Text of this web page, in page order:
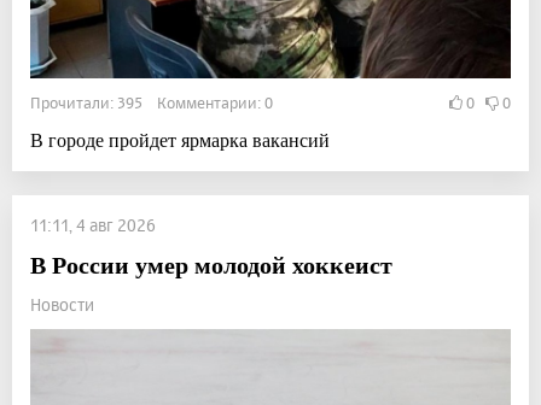
Прочитали: 395 Комментарии: 0 0 0
В городе пройдет ярмарка вакансий
11:11, 4 авг 2026
В России умер молодой хоккеист
Новости